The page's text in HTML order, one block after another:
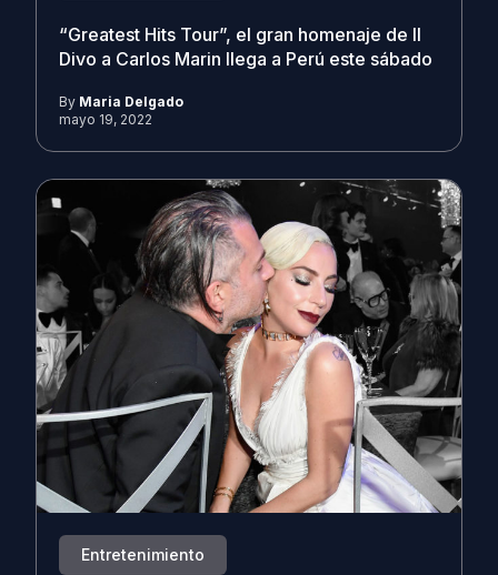
“Greatest Hits Tour”, el gran homenaje de Il
Divo a Carlos Marin llega a Perú este sábado
By Maria Delgado
mayo 19, 2022
Entretenimiento